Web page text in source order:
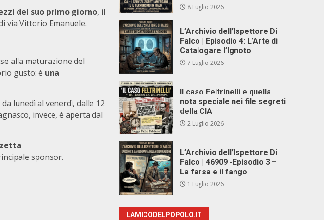
del suo primo giorno, il
via Vittorio Emanuele.
alla maturazione del
gusto: é una
lunedì al venerdì, dalle 12
invece, è aperta dal
sponsor.
8 Luglio 2026
L’Archivio dell’Ispettore Di
Falco | Episodio 4: L’Arte di
Catalogare l’Ignoto
7 Luglio 2026
Il caso Feltrinelli e quella
nota speciale nei file segreti
della CIA
2 Luglio 2026
L’Archivio dell’Ispettore Di
Falco | 46909 -Episodio 3 –
La farsa e il fango
1 Luglio 2026
LAMICODELPOPOLO.IT